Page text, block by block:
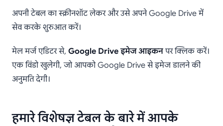
अपनी टेबल का स्क्रीनशॉट लेकर और उसे अपने Google Drive में
सेव करके शुरुआत करें।
मेल मर्ज एडिटर से, Google Drive इमेज आइकनपर क्लिक करें।
एक विंडो खुलेगी, जो आपको Google Drive से इमेज डालने की
अनुमति देगी।
हमारे विशेषज्ञ टेबल के बारे में आपके